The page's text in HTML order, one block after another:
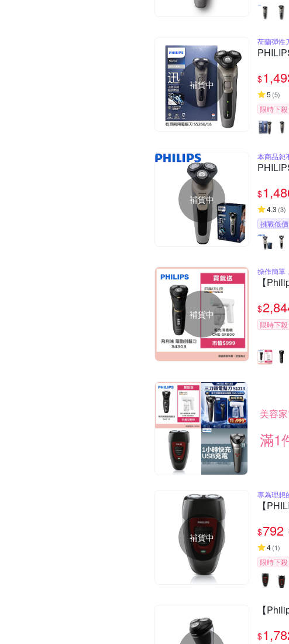
補貨中
荷蘭彈性
$
5 (5)
限時下殺
補貨中
本商品恕
$
4.3 (3)
挑戰低價
補貨中
操作簡單
【
$
限時下殺
美容
滿1
補貨中
專為理想
【
$792
4(1)
限時下殺
【
$